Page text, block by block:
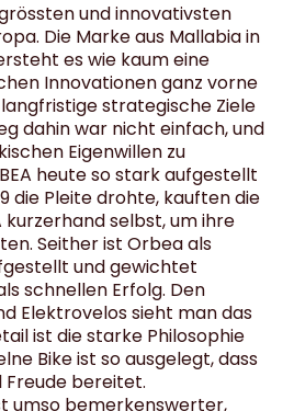
und innovativsten
Die Marke aus Mallabia in
es wie kaum eine
Innovationen ganz vorne
strategische Ziele
dahin war nicht einfach, und
Eigenwillen zu
heute so stark aufgestellt
die Pleite drohte, kauften die
kurzerhand selbst, um ihre
Seither ist Orbea als
und gewichtet
schnellen Erfolg. Den
Elektrovelos sieht man das
ist die starke Philosophie
Bike ist so ausgelegt, dass
Freude bereitet.
umso bemerkenswerter,